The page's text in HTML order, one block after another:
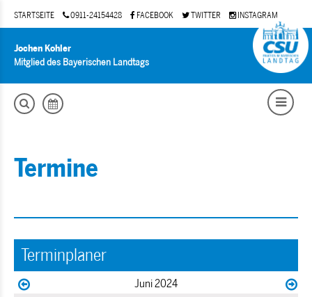
STARTSEITE 0911-24154428 FACEBOOK TWITTER INSTAGRAM
Jochen Kohler
Mitglied des Bayerischen Landtags
Termine
Terminplaner
Juni 2024